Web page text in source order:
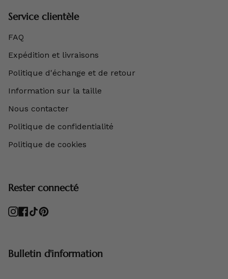
Service clientèle
FAQ
Expédition et livraisons
Politique d'échange et de retour
Information sur la taille
Nous contacter
Politique de confidentialité
Politique de cookies
Rester connecté
Instagram
Facebook
TikTokPinterest
Bulletin d'information